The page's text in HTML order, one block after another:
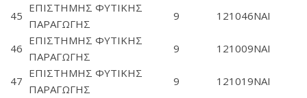
45
ΕΠΙΣΤΗΜΗΣ ΦΥΤΙΚΗΣ
ΠΑΡΑΓΩΓΗΣ
9 121046ΝΑΙ
46
ΕΠΙΣΤΗΜΗΣ ΦΥΤΙΚΗΣ
ΠΑΡΑΓΩΓΗΣ
9 121009ΝΑΙ
47
ΕΠΙΣΤΗΜΗΣ ΦΥΤΙΚΗΣ
ΠΑΡΑΓΩΓΗΣ
9 121019ΝΑΙ